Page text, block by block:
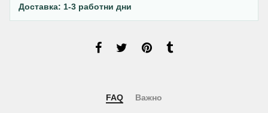
Доставка: 1-3 работни дни
FAQ Важно